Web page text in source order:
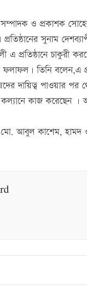
সম্পাদক ও প্রকাশক
সুনাম
প্রতিষ্ঠানে চাকুরী
তিনি বলেন,এ
দায়িত্ব পাওয়ার পর
কাজ করেছেন ।
মো. আবুল কাশেম, হামদ